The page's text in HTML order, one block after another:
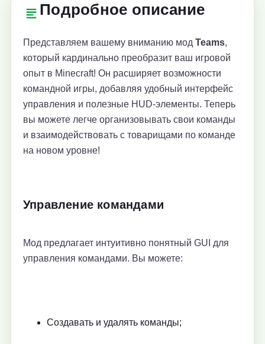
Подробное описание
Представляем вашему вниманию мод Teams,
который кардинально преобразит ваш игровой
опыт в Minecraft! Он расширяет возможности
командной игры, добавляя удобный интерфейс
управления и полезные HUD-элементы. Теперь
вы можете легче организовывать свои команды
и взаимодействовать с товарищами по команде
на новом уровне!
Управление командами
Мод предлагает интуитивно понятный GUI для
управления командами. Вы можете:
Создавать и удалять команды;